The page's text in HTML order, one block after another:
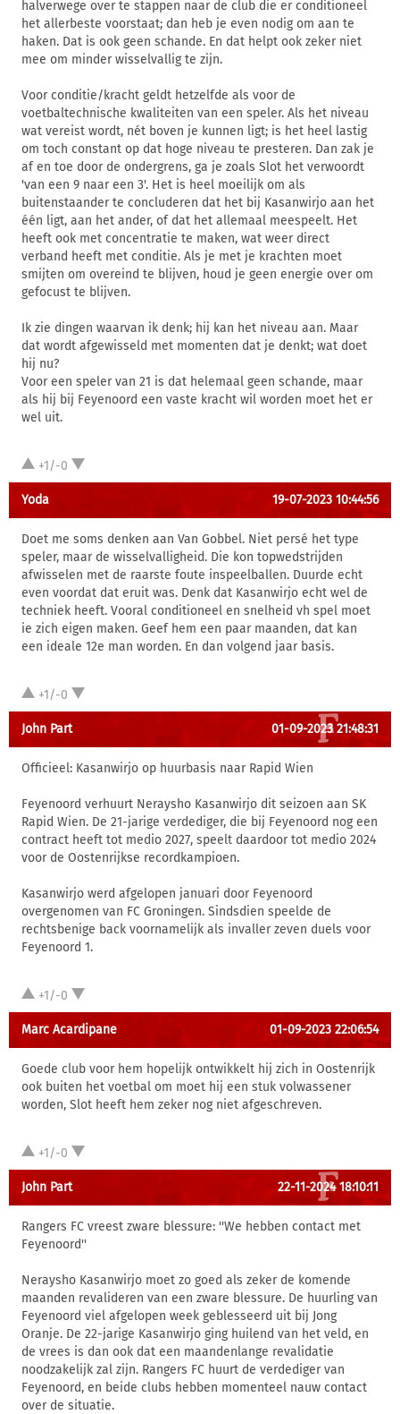
halverwege over te stappen naar de club die er conditioneel
het allerbeste voorstaat; dan heb je even nodig om aan te
haken. Dat is ook geen schande. En dat helpt ook zeker niet
mee om minder wisselvallig te zijn.
Voor conditie/kracht geldt hetzelfde als voor de
voetbaltechnische kwaliteiten van een speler. Als het niveau
wat vereist wordt, nét boven je kunnen ligt; is het heel lastig
om toch constant op dat hoge niveau te presteren. Dan zak je
af en toe door de ondergrens, ga je zoals Slot het verwoordt
'van een 9 naar een 3'. Het is heel moeilijk om als
buitenstaander te concluderen dat het bij Kasanwirjo aan het
één ligt, aan het ander, of dat het allemaal meespeelt. Het
heeft ook met concentratie te maken, wat weer direct
verband heeft met conditie. Als je met je krachten moet
smijten om overeind te blijven, houd je geen energie over om
gefocust te blijven.
Ik zie dingen waarvan ik denk; hij kan het niveau aan. Maar
dat wordt afgewisseld met momenten dat je denkt; wat doet
hij nu?
Voor een speler van 21 is dat helemaal geen schande, maar
als hij bij Feyenoord een vaste kracht wil worden moet het er
wel uit.
+1/-0
Yoda 19-07-2023 10:44:56
Doet me soms denken aan Van Gobbel. Niet persé het type
speler, maar de wisselvalligheid. Die kon topwedstrijden
afwisselen met de raarste foute inspeelballen. Duurde echt
even voordat dat eruit was. Denk dat Kasanwirjo echt wel de
techniek heeft. Vooral conditioneel en snelheid vh spel moet
ie zich eigen maken. Geef hem een paar maanden, dat kan
een ideale 12e man worden. En dan volgend jaar basis.
+1/-0
John Part 01-09-2023 21:48:31
Officieel: Kasanwirjo op huurbasis naar Rapid Wien
Feyenoord verhuurt Neraysho Kasanwirjo dit seizoen aan SK
Rapid Wien. De 21-jarige verdediger, die bij Feyenoord nog een
contract heeft tot medio 2027, speelt daardoor tot medio 2024
voor de Oostenrijkse recordkampioen.
Kasanwirjo werd afgelopen januari door Feyenoord
overgenomen van FC Groningen. Sindsdien speelde de
rechtsbenige back voornamelijk als invaller zeven duels voor
Feyenoord 1.
+1/-0
Marc Acardipane 01-09-2023 22:06:54
Goede club voor hem hopelijk ontwikkelt hij zich in Oostenrijk
ook buiten het voetbal om moet hij een stuk volwassener
worden, Slot heeft hem zeker nog niet afgeschreven.
+1/-0
John Part 22-11-2024 18:10:11
Rangers FC vreest zware blessure: ''We hebben contact met
Feyenoord''
Neraysho Kasanwirjo moet zo goed als zeker de komende
maanden revalideren van een zware blessure. De huurling van
Feyenoord viel afgelopen week geblesseerd uit bij Jong
Oranje. De 22-jarige Kasanwirjo ging huilend van het veld, en
de vrees is dan ook dat een maandenlange revalidatie
noodzakelijk zal zijn. Rangers FC huurt de verdediger van
Feyenoord, en beide clubs hebben momenteel nauw contact
over de situatie.